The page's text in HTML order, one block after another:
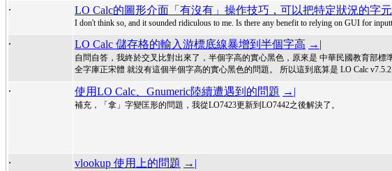
. LO Calc的圖形介面「有沒有」操作技巧，可以把特定狀況的字
I don't think so, and it sounded ridiculous to me. Is there any benefit to relying on GUI for
. LO Calc 儲存格的輸入游標底線暴增到半個字高 →|
自問自答，我終於交叉比對出來了，半個字高的實心黑色，原來是 中華民國教育部標
全字庫正宋體 就沒有這個半個字高的實心黑色的問題。 所以這到底算是 LO Calc
. 使用LO Calc、Gnumeric陸續遭遇到的問題 →|
補充，「拿」字變匡形的問題，我從LO7423更新到LO7442之後解決了。
. vlookup 使用上的問題 →|